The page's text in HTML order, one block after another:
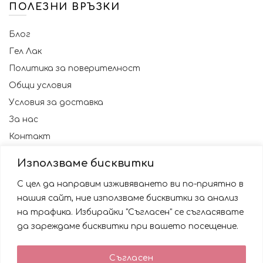
Използваме бисквитки
С цел да направим изживяването ви по-приятно в
нашия сайт, ние използваме бисквитки за анализ
на трафика. Избирайки "Съгласен" се съгласявате
да зареждаме бисквитки при вашето посещение.
Съгласен
ПОЛЕЗНИ ВРЪЗКИ
Блог
Гел Лак
Политика за поверителност
Общи условия
Условия за доставка
За нас
Контакт
Използваме бисквитки за да подобрим вашата
работа със сайта. Като ползвате сайта Вие се